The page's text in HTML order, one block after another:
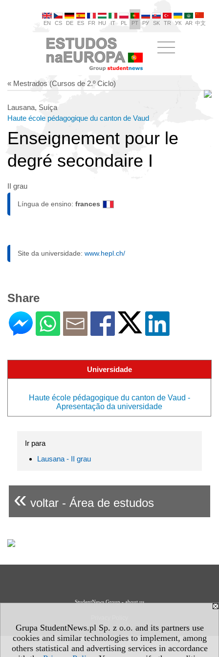
Grupa StudentNews.pl Sp. z o.o. and its partners use
cookies and similar technologies to implement, among
others statistical and advertising services in accordance
EN CS DE ES FR HU IT PL PT РУ SK TR УК AR 中文
« Mestrados (Cursos de 2.º Ciclo)
Lausana, Suíça
Haute école pédagogique du canton de Vaud
Enseignement pour le
degré secondaire I
II grau
Língua de ensino: frances
Site da universidade: www.hepl.ch/
Share
Universidade
Haute école pédagogique du canton de Vaud -
Apresentação da universidade
Ir para
Lausana - II grau
« voltar - Área de estudos
StudentNews Group - about us